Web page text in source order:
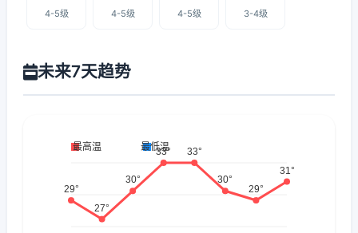
4-5级 4-5级 4-5级 3-4级
未来7天趋势